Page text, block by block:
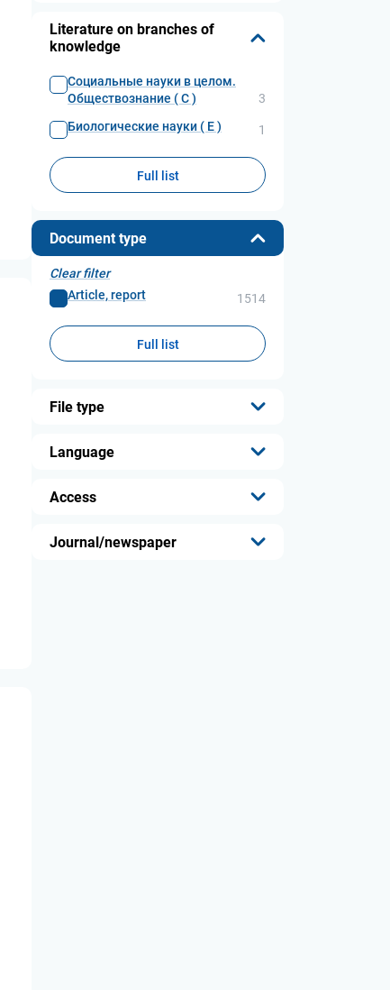
...
Literature on branches of
knowledge
Социальные науки в целом.
Обществознание ( С )
3
Биологические науки ( Е )
1
Full list
Document type
Clear filter
Article, report
1514
Full list
File type
Language
Access
Journal/newspaper